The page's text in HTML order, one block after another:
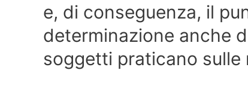
e, di conseguenza, il
determinazione anche
soggetti praticano sulle